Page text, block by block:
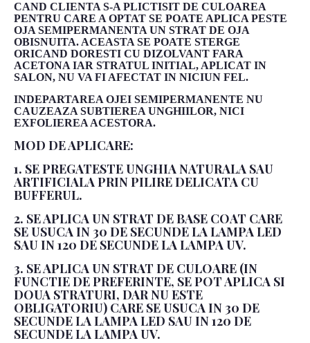
CAND CLIENTA S-A PLICTISIT DE CULOAREA
PENTRU CARE A OPTAT SE POATE APLICA PESTE
OJA SEMIPERMANENTA UN STRAT DE OJA
OBISNUITA. ACEASTA SE POATE STERGE
ORICAND DORESTI CU DIZOLVANT FARA
ACETONA IAR STRATUL INITIAL, APLICAT IN
SALON, NU VA FI AFECTAT IN NICIUN FEL.
INDEPARTAREA OJEI SEMIPERMANENTE NU
CAUZEAZA SUBTIEREA UNGHIILOR, NICI
EXFOLIEREA ACESTORA.
MOD DE APLICARE:
1. SE PREGATESTE UNGHIA NATURALA SAU
ARTIFICIALA PRIN PILIRE DELICATA CU
BUFFERUL.
2. SE APLICA UN STRAT DE BASE COAT CARE
SE USUCA IN 30 DE SECUNDE LA LAMPA LED
SAU IN 120 DE SECUNDE LA LAMPA UV.
3. SE APLICA UN STRAT DE CULOARE (IN
FUNCTIE DE PREFERINTE, SE POT APLICA SI
DOUA STRATURI, DAR NU ESTE
OBLIGATORIU) CARE SE USUCA IN 30 DE
SECUNDE LA LAMPA LED SAU IN 120 DE
SECUNDE LA LAMPA UV.